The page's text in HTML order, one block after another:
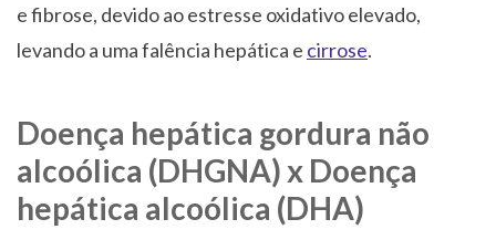
e fibrose, devido ao estresse oxidativo elevado,
levando a uma falência hepática e cirrose.
Doença hepática gordura não
alcoólica (DHGNA) x Doença
hepática alcoólica (DHA)